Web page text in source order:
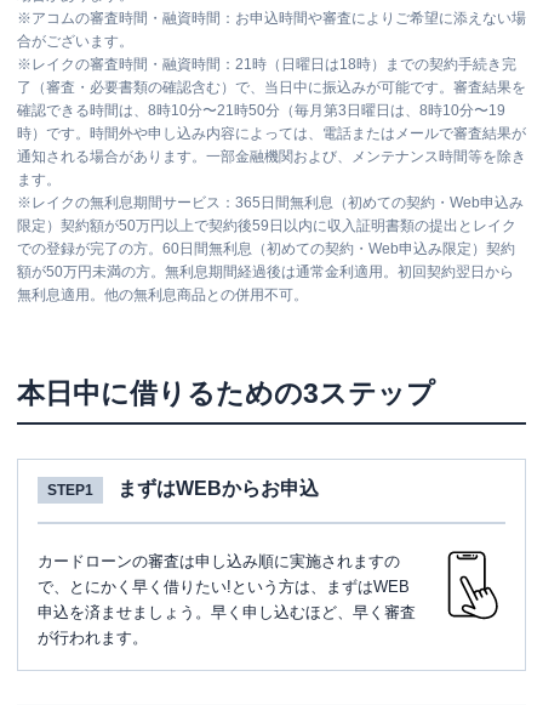
※アコムの審査時間・融資時間：お申込時間や審査によりご希望に添えない場
合がございます。
※ レイクの審査時間・融資時間：21時（日曜日は18時）までの契約手続き完
了（審査・必要書類の確認含む）で、当日中に振込みが可能です。審査結果を
確認できる時間は、8時10分〜21時50分（毎月第3日曜日は、8時10分〜19
時）です。時間外や申し込み内容によっては、電話またはメールで審査結果が
通知される場合があります。一部金融機関および、メンテナンス時間等を除き
ます。
※ レイクの無利息期間サービス：365日間無利息（初めての契約・Web申込み
限定）契約額が50万円以上で契約後59日以内に収入証明書類の提出とレイク
での登録が完了の方。60日間無利息（初めての契約・Web申込み限定）契約
額が50万円未満の方。無利息期間経過後は通常金利適用。初回契約翌日から
無利息適用。他の無利息商品との併用不可。
本日中に借りるための3ステップ
STEP1 まずはWEBからお申込
カードローンの審査は申し込み順に実施されますの
で、とにかく早く借りたい!という方は、まずはWEB
申込を済ませましょう。早く申し込むほど、早く審査
が行われます。